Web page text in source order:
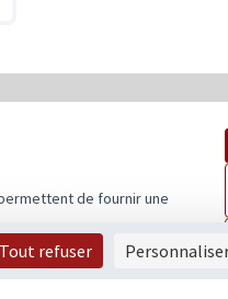
de fournir une
Tout refuser